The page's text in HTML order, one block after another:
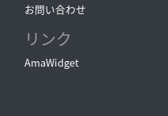
お問い合わせ
リンク
AmaWidget